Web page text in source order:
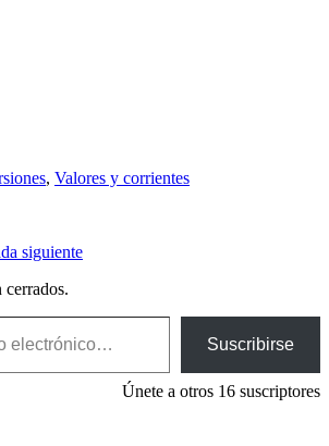
, Valores y corrientes
siguiente
cerrados.
Suscribirse
Únete a otros 16 suscriptores